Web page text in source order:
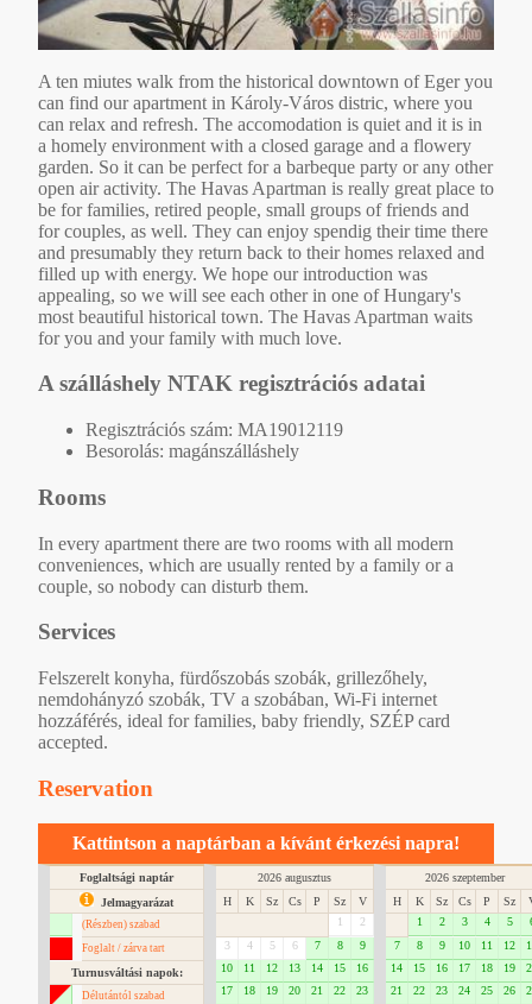
A ten miutes walk from the historical downtown of Eger you
can find our apartment in Károly-Város distric, where you
can relax and refresh. The accomodation is quiet and it is in
a homely environment with a closed garage and a flowery
garden. So it can be perfect for a barbeque party or any other
open air activity. The Havas Apartman is really great place to
be for families, retired people, small groups of friends and
for couples, as well. They can enjoy spendig their time there
and presumably they return back to their homes relaxed and
filled up with energy. We hope our introduction was
appealing, so we will see each other in one of Hungary's
most beautiful historical town. The Havas Apartman waits
for you and your family with much love.
A szálláshely NTAK regisztrációs adatai
Regisztrációs szám: MA19012119
Besorolás: magánszálláshely
Rooms
In every apartment there are two rooms with all modern
conveniences, which are usually rented by a family or a
couple, so nobody can disturb them.
Services
Felszerelt konyha, fürdőszobás szobák, grillezőhely,
nemdohányzó szobák, TV a szobában, Wi-Fi internet
hozzáférés, ideal for families, baby friendly, SZÉP card
accepted.
Reservation
Kattintson a naptárban a kívánt érkezési napra!
Foglaltsági naptár
Jelmagyarázat
(Részben) szabad
Foglalt / zárva tart
Turnusváltási napok:
Délutántól szabad
2026 augusztus
H
K Sz Cs P Sz
V
1
2
3
4 5 6 7 8
9
10
11 12 13 14 15
16
17
18 19 20 21 22
23
2026 szeptember
H
K Sz Cs P Sz
1
2 3 4 5
7
8 9 10 11 12
14
15 16 17 18 19
21
22 23 24 25 26